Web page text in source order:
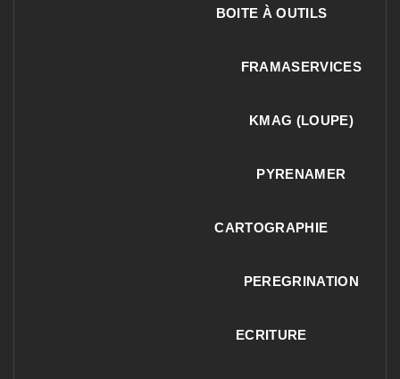
BOITE À OUTILS
FRAMASERVICES
KMAG (LOUPE)
PYRENAMER
CARTOGRAPHIE
PEREGRINATION
ECRITURE